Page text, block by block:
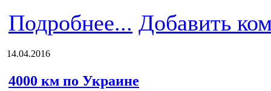
Подробнее... Добавить
14.04.2016
4000 км по Украине